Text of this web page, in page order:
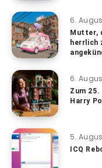
6.
Mutter,
herrlich
6.
Zum
Harry
5.
ICQ